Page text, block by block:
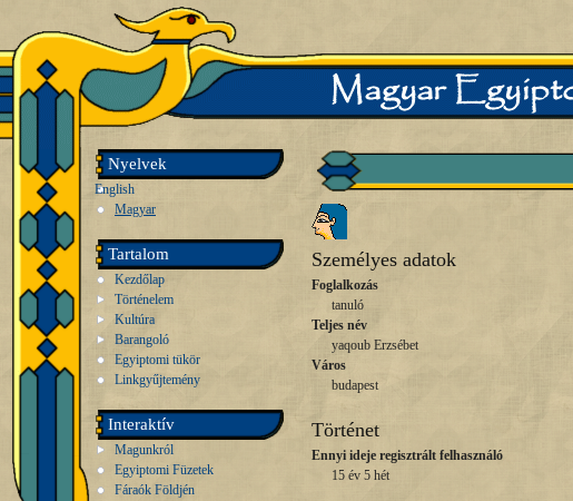
Nyelvek
English
Magyar
Tartalom
Kezdőlap
Történelem
Kultúra
Barangoló
Egyiptomi tükör
Linkgyűjtemény
Interaktív
Magunkról
Egyiptomi Füzetek
Fáraók Földjén
Személyes adatok
Foglalkozás
tanuló
Teljes név
yaqoub Erzsébet
Város
budapest
Történet
Ennyi ideje regisztrált felhasználó
15 év 5 hét